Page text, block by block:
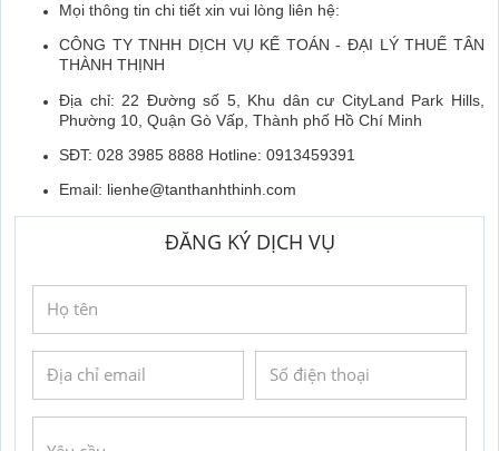
Mọi thông tin chi tiết xin vui lòng liên hệ:
CÔNG TY TNHH DỊCH VỤ KẾ TOÁN - ĐẠI LÝ THUẾ TÂN
THÀNH THỊNH
Địa chỉ: 22 Đường số 5, Khu dân cư CityLand Park Hills,
Phường 10, Quận Gò Vấp, Thành phố Hồ Chí Minh
SĐT: 028 3985 8888 Hotline: 0913459391
Email: lienhe@tanthanhthinh.com
ĐĂNG KÝ DỊCH VỤ